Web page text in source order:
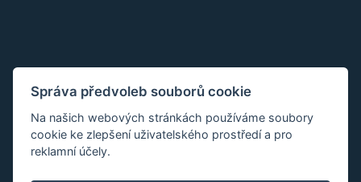
Správa předvoleb souborů cookie
Na našich webových stránkách používáme soubory
cookie ke zlepšení uživatelského prostředí a pro
reklamní účely.